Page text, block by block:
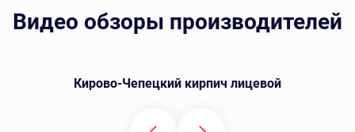
Видео обзоры производителей
Кирово-Чепецкий кирпич лицевой